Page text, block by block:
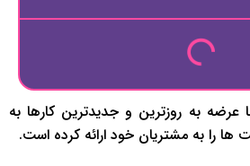
به روزترین و جدیدترین کارها به
را به مشتریان خود ارائه کرده است.